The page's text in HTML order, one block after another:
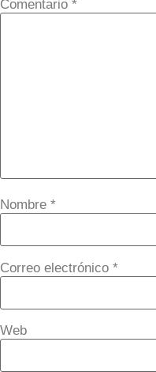
Comentario *
Nombre *
Correo electrónico *
Web